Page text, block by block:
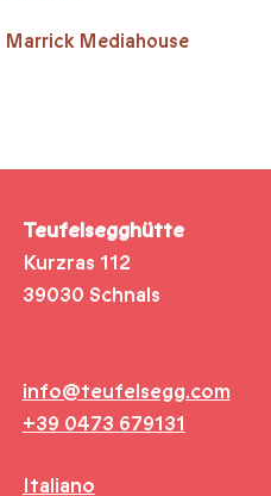
Marrick Mediahouse
Teufelsegghütte
Kurzras 112
39030 Schnals
info@teufelsegg.com
+39 0473 679131
Italiano